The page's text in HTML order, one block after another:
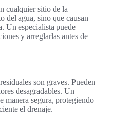
cualquier sitio de la
del agua, sino que causan
Un especialista puede
y arreglarlas antes de
son graves. Pueden
desagradables. Un
manera segura, protegiendo
el drenaje.